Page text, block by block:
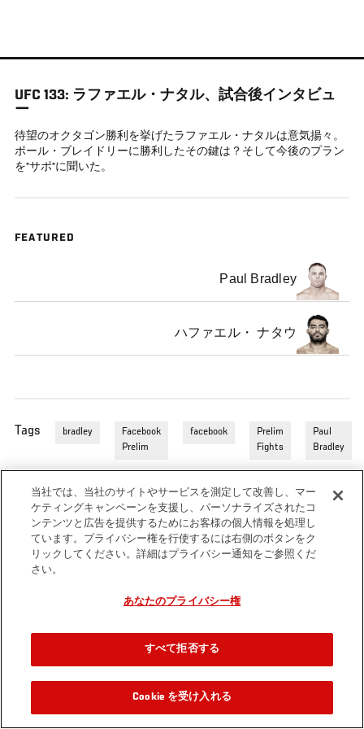
ン
ン
ン
ツ
UFC 133: ラファエル・ナタル、試合後インタビュ
ー
待望のオクタゴン勝利を挙げたラファエル・ナタルは意気揚々。
ポール・ブレイドリーに勝利したその鍵は？そして今後のプラン
を”サポ”に聞いた。
FEATURED
Paul Bradley
ハファエル・ ナタウ
Tags bradley
Facebook
Prelim
facebook
Prelim
Fights
Paul
Bradley
当社では、当社のサイトやサービスを測定して改善し、マー
ケティングキャンペーンを支援し、パーソナライズされたコ
ンテンツと広告を提供するためにお客様の個人情報を処理し
ています。プライバシー権を行使するには右側のボタンをク
リックしてください。詳細はプライバシー通知をご参照くだ
さい。
あなたのプライバシー権
すべて拒否する
Cookie を受け入れる